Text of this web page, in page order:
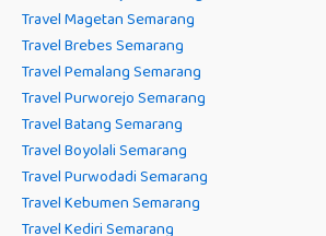
Travel Magetan Semarang
Travel Brebes Semarang
Travel Pemalang Semarang
Travel Purworejo Semarang
Travel Batang Semarang
Travel Boyolali Semarang
Travel Purwodadi Semarang
Travel Kebumen Semarang
Travel Kediri Semarang